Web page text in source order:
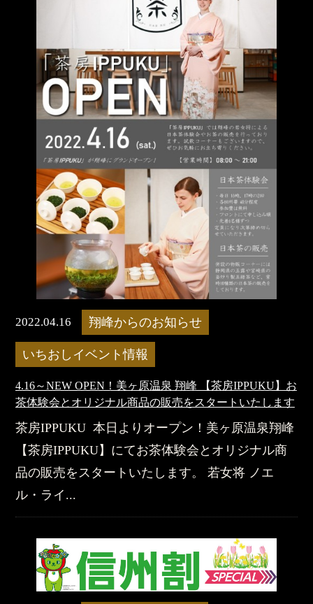
2022.04.16 翔峰からのお知らせ
いちおしイベント情報
4.16～NEW OPEN！美ヶ原温泉 翔峰 【茶房IPPUKU】お
茶体験会とオリジナル商品の販売をスタートいたします
茶房IPPUKU 本日よりオープン！美ヶ原温泉翔峰
【茶房IPPUKU】にてお茶体験会とオリジナル商
品の販売をスタートいたします。 若女将 ノエ
ル・ライ...